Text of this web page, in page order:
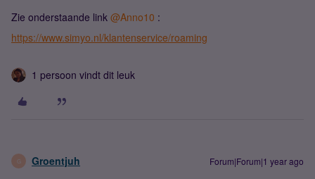
Zie onderstaande link @Anno10 :
https://www.simyo.nl/klantenservice/roaming
1 persoon vindt dit leuk
G Groentjuh Forum|Forum|1 year ago